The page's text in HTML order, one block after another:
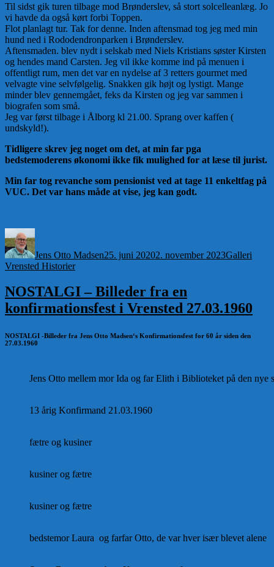
Til sidst gik turen tilbage mod Brønderslev, så stort solcelleanlæg. Jo
vi havde da også kørt forbi Toppen.
Flot planlagt tur. Tak for denne. Inden aftensmad tog jeg med min
hund ned i Rododendronparken i Brønderslev.
Aftensmaden. blev nydt i selskab med Niels Kristians søster Kirsten
og hendes mand Carsten. Jeg vil ikke komme ind på menuen i
offentligt rum, men det var en nydelse af 3 retters gourmet med
velvagte vine selvfølgelig. Snakken gik højt og lystigt. Mange
minderblev gennemgået, feks da Kirsten og jeg var sammen i
biografen som små.
Jeg var først tilbage i Ålborg kl 21.00. Sprang over kaffen (
undskyld!).
Tidligere skrev jeg noget om det, at min far pga
bedstemoderens økonomi ikke fik mulighed for at læse til jurist.
Min far tog revanche som pensionist ved at tage 11 enkeltfag på
VUC. Det var hans måde at vise, jeg kan godt.
Jens Otto Madsen25. juni 20202. november 2023Galleri
Vrensted Historier
NOSTALGI – Billeder fra en
konfirmationsfest i Vrensted 27.03.1960
NOSTALGI -Billeder fra Jens Otto Madsen‘s Konfirmationsfest for 60 år siden den
27.03.1960
Jens Otto mellem mor Ida og far Elith i Biblioteket på den nye
13 årig Konfirmand 21.03.1960
fætre og kusiner
kusiner og fætre
kusiner og fætre
bedstemor Laura og farfar Otto, de var hver især blevet alene